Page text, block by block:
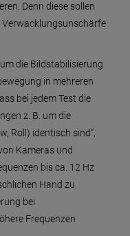
Denn diese sollen
die Bildstabilisierung
in mehreren
bei jedem Test die
z. B. um die
Roll) identisch sind“,
Kameras und
bis ca. 12 Hz
Hand zu
bei
Frequenzen